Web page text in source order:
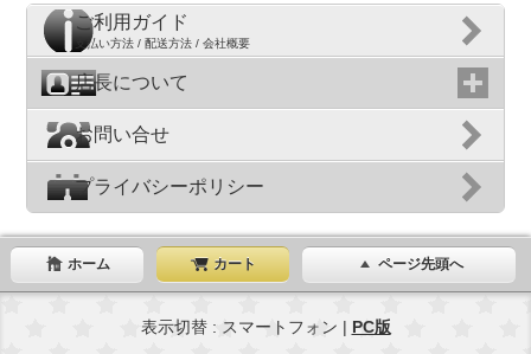
ご利用ガイド
支払い方法 / 配送方法 / 会社概要
店長について
お問い合せ
プライバシーポリシー
ホーム カート ページ先頭へ
表示切替 : スマートフォン | PC版